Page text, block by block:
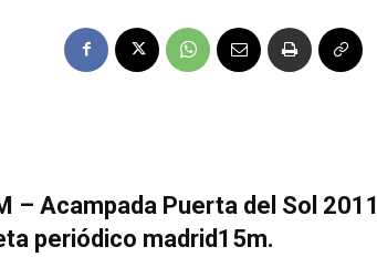
– Acampada Puerta del Sol
periódico madrid15m.